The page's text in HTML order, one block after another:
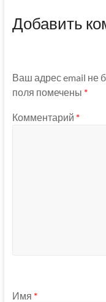
Добавить
Ваш адрес email не
поля помечены *
Комментарий *
Имя *